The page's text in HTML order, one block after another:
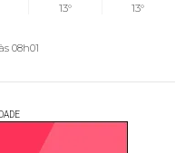
13°
13°
08h01